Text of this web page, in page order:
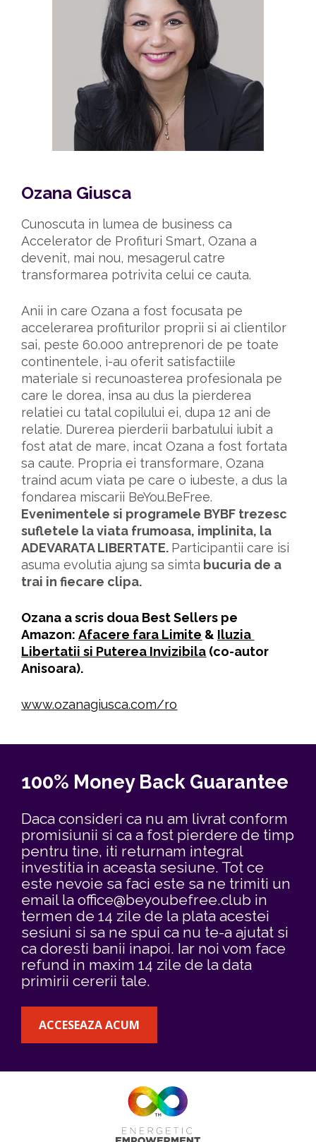
Ozana Giusca
Cunoscuta in lumea de business ca
Accelerator de Profituri Smart, Ozana a
devenit, mai nou, mesagerul catre
transformarea potrivita celui ce cauta.
Anii in care Ozana a fost focusata pe
accelerarea profiturilor proprii si ai clientilor
sai, peste 60.000 antreprenori de pe toate
continentele, i-au oferit satisfactiile
materiale si recunoasterea profesionala pe
care le dorea, insa au dus la pierderea
relatiei cu tatal copilului ei, dupa 12 ani de
relatie. Durerea pierderii barbatului iubit a
fost atat de mare, incat Ozana a fost fortata
sa caute. Propria ei transformare, Ozana
traind acum viata pe care o iubeste, a dus la
Evenimentele si programele BYBF trezesc
sufletele la viata frumoasa, implinita, la
ADEVARATA LIBERTATE. Participantii care isi
asuma evolutia ajung sa simta bucuria de a
trai in fiecare clipa.
Ozana a scris doua Best Sellers pe
Amazon: Afacere fara Limite & Iluzia
Libertatii si Puterea Invizibila (co-autor
Anisoara).
www.ozanagiusca.com/ro
100% Money Back Guarantee
Daca consideri ca nu am livrat conform
promisiunii si ca a fost pierdere de timp
pentru tine, iti returnam integral
investitia in aceasta sesiune. Tot ce
este nevoie sa faci este sa ne trimiti un
email la office@beyoubefree.club in
termen de 14 zile de la plata acestei
sesiuni si sa ne spui ca nu te-a ajutat si
ca doresti banii inapoi. Iar noi vom face
refund in maxim 14 zile de la data
primirii cererii tale.
ACCESEAZA ACUM